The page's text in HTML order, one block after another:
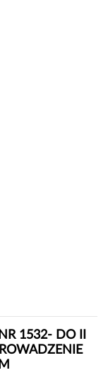
1532- DO II